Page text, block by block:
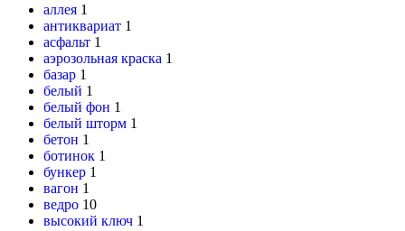
аллея 1
антиквариат 1
асфальт 1
аэрозольная краска 1
базар 1
белый 1
белый фон 1
белый шторм 1
бетон 1
ботинок 1
бункер 1
вагон 1
ведро 10
высокий ключ 1